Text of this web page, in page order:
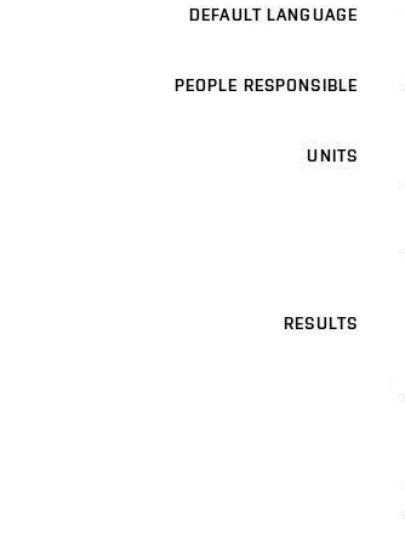
DEFAULT LANGUAGE
PEOPLE RESPONSIBLE
UNITS
RESULTS